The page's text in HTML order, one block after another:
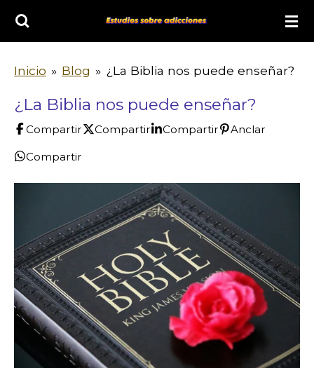
al
Inicio » Blog » ¿La Biblia nos puede enseñar?
¿La Biblia nos puede enseñar?
Compartir Compartir Compartir Anclar
Compartir